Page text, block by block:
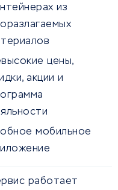
из
цены,
акции и
мобильное
работает